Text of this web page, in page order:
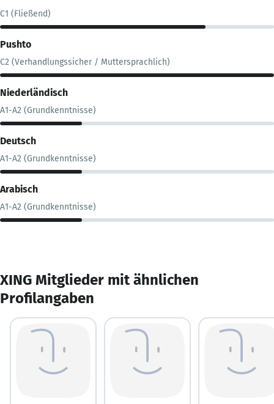
C1 (Fließend)
Pushto
C2 (Verhandlungssicher / Muttersprachlich)
Niederländisch
A1-A2 (Grundkenntnisse)
Deutsch
A1-A2 (Grundkenntnisse)
Arabisch
A1-A2 (Grundkenntnisse)
XING Mitglieder mit ähnlichen
Profilangaben